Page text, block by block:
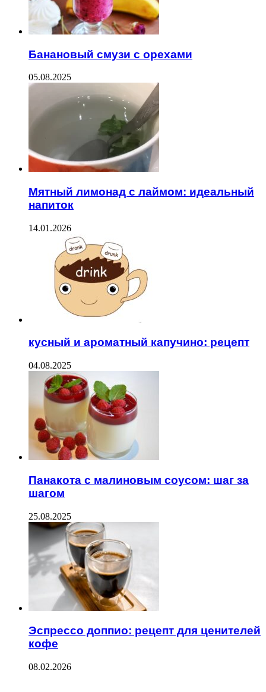
Банановый смузи с орехами
05.08.2025
Мятный лимонад с лаймом: идеальный
напиток
14.01.2026
кусный и ароматный капучино: рецепт
04.08.2025
Панакота с малиновым соусом: шаг за
шагом
25.08.2025
Эспрессо доппио: рецепт для ценителей
кофе
08.02.2026